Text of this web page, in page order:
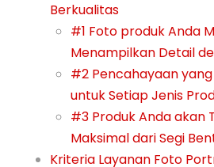
Berkualitas
#1 Foto produk Anda
Menampilkan Detail
#2 Pencahayaan
untuk Setiap Jenis
#3 Produk Anda akan
Maksimal dari Segi
Kriteria Layanan Foto